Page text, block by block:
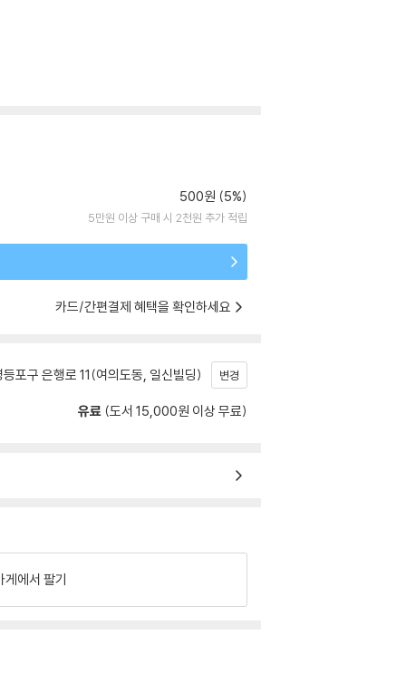
500원 (5%)
5만원 이상 구매 시 2천원 추가 적립
카드/간편결제 혜택을 확인하세요
포구 은행로 11(여의도동, 일신빌딩) 변경
유료 (도서 15,000원 이상 무료)
게에서 팔기